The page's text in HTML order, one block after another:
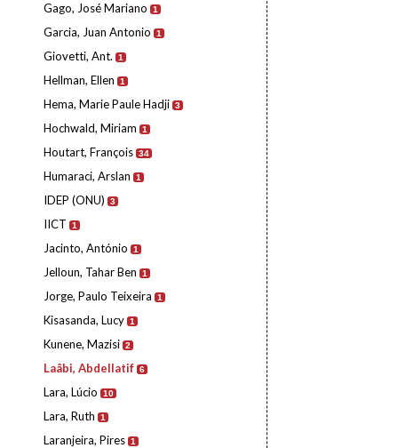
Gago, José Mariano 1
Garcia, Juan Antonio 1
Giovetti, Ant. 1
Hellman, Ellen 1
Hema, Marie Paule Hadji 3
Hochwald, Miriam 1
Houtart, François 34
Humaraci, Arslan 1
IDEP (ONU) 3
IICT 1
Jacinto, António 1
Jelloun, Tahar Ben 1
Jorge, Paulo Teixeira 1
Kisasanda, Lucy 1
Kunene, Mazisi 2
Laâbi, Abdellatif 6
Lara, Lúcio 10
Lara, Ruth 1
Laranjeira, Pires 1